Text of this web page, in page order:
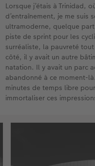
Lorsque j’étais à Trinidad,
d’entraînement, je me suis
ultramoderne, quelque
piste de sprint pour les
surréaliste, la pauvreté
côté, il y avait un autre
natation. Il y avait un parc
abandonné à ce moment-
minutes de temps libre
immortaliser ces